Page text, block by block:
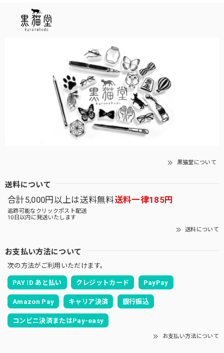
黒猫堂について
送料について
合計5,000円以上は送料無料送料一律185円
追跡可能なクリックポスト配送
10日以内に発送いたします
送料について
お支払い方法について
次の方法がご利用いただけます。
PAY ID あと払い クレジットカード PayPay
Amazon Pay キャリア決済 銀行振込
コンビニ決済またはPay-easy
お支払い方法について